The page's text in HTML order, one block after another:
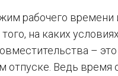
рабочего времени
на каких условиях
– это
отпуске. Ведь время